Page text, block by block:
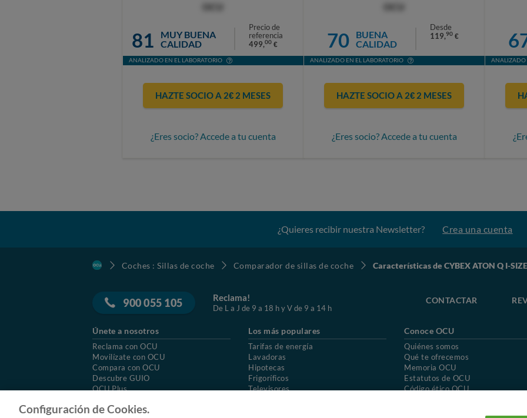
81
MUY BUENA
CALIDAD
Precio de
referencia
499,00 €
ANALIZADO EN EL LABORATORIO
HAZTE SOCIO A 2€ 2 MESES
¿Eres socio? Accede a tu cuenta
70
BUENA
CALIDAD
Desde
119,90 €
ANALIZADO EN EL LABORATORIO
HAZTE SOCIO A 2€ 2 MESES
¿Eres socio? Accede a tu cuenta
ANALIZADO
¿Quieres recibir nuestra Newsletter? Crea una cuenta
Coches : Sillas de coche Comparador de sillas de coche Características de CYBEX ATON Q I-SIZE
900 055 105 Reclama!
De L a J de 9 a 18 h y V de 9 a 14 h
CONTACTAR
Únete a nosotros
Reclama con OCU
Movilízate con OCU
Compara con OCU
Descubre GUIO
OCU Plus
Los más populares
Tarifas de energía
Lavadoras
Hipotecas
Frigoríficos
Televisores
Conoce OCU
Quiénes somos
Qué te ofrecemos
Memoria OCU
Estatutos de OCU
Código ético OCU
Configuración de Cookies.